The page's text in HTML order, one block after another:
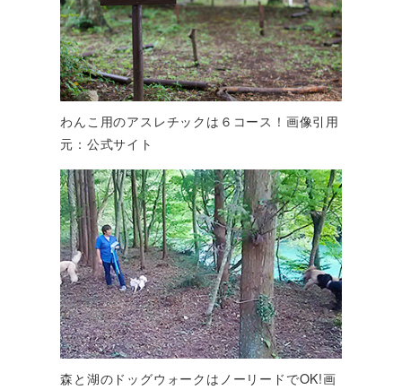
わんこ用のアスレチックは６コース！画像引用
元：公式サイト
森と湖のドッグウォークはノーリードでOK!画